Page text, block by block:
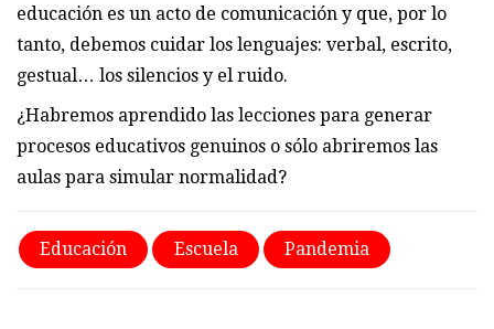
educación es un acto de comunicación y que, por lo
tanto, debemos cuidar los lenguajes: verbal, escrito,
gestual… los silencios y el ruido.
¿Habremos aprendido las lecciones para generar
procesos educativos genuinos o sólo abriremos las
aulas para simular normalidad?
Educación Escuela Pandemia